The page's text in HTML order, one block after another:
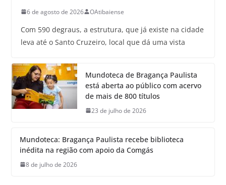
6 de agosto de 2026 OAtibaiense
Com 590 degraus, a estrutura, que já existe na cidade
leva até o Santo Cruzeiro, local que dá uma vista
Mundoteca de Bragança Paulista
está aberta ao público com acervo
de mais de 800 títulos
23 de julho de 2026
Mundoteca: Bragança Paulista recebe biblioteca
inédita na região com apoio da Comgás
8 de julho de 2026